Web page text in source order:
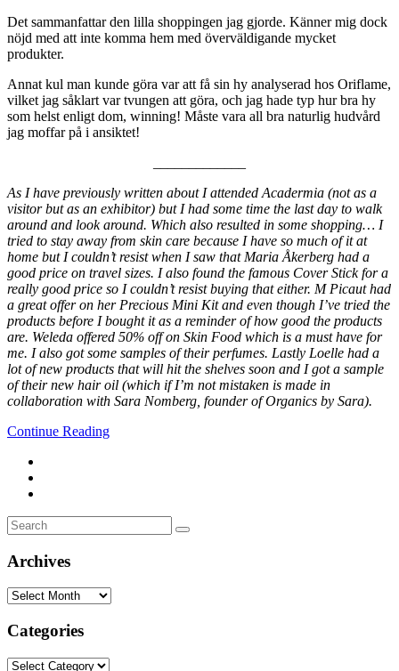
Det sammanfattar den lilla shoppingen jag gjorde. Känner mig dock
nöjd med att inte komma hem med överväldigande mycket
produkter.
Annat kul man kunde göra var att få sin hy analyserad hos Oriflame,
vilket jag såklart var tvungen att göra, och jag hade typ hur bra hy
som helst enligt dom, winning! Måste vara all bra naturlig hudvård
jag moffar på i ansiktet!
As I have previously written about I attended Acadermia (not as a
visitor but as an exhibitor) but I had some time the last day to walk
around and look around. Which also resulted in some shopping… I
tried to stay away from skin care because I have so much of it at
home but I couldn’t resist when I saw that Maria Åkerberg had a
good price on travel sizes. I also found the famous Cover Stick for a
really good price so I couldn’t resist buying that either. M Picaut had
a great offer on her Precious Mini Kit and even though I’ve tried the
products before I bought it as a reminder of how good the products
are. Weleda offered 50% off on Skin Food which is a must have for
me. I also got some samples of their perfumes. Lastly Loelle had a
lot of new products that will hit the shelves soon and I got a sample
of their new hair oil (which if I’m not mistaken is made in
collaboration with Sara Nomberg, founder of Organics by Sara).
Continue Reading
Search
for:
Search
Archives
Archives
Categories
Categories